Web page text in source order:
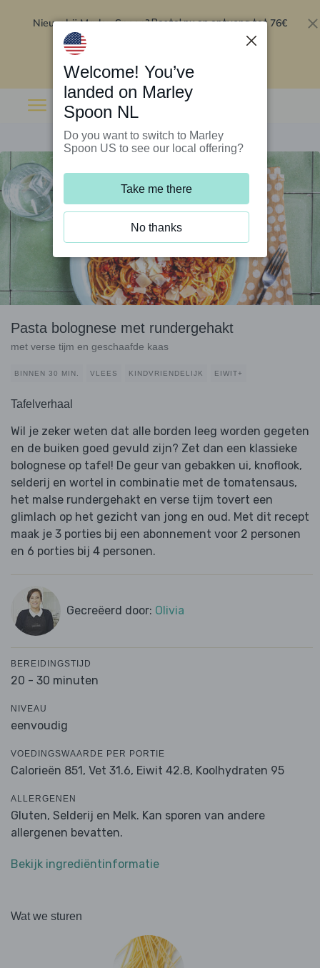
Nieuw bij Marley Spoon?Bestel nu en ontvang tot 76€
Pasta bolognese met rundergehakt
met verse tijm en geschaafde kaas
BINNEN 30 MIN. VLEES KINDVRIENDELIJK EIWIT+
Tafelverhaal
Wil je zeker weten dat alle borden leeg worden gegeten
en de buiken goed gevuld zijn? Zet dan een klassieke
bolognese op tafel! De geur van gebakken ui, knoflook,
selderij en wortel in combinatie met de tomatensaus,
het malse rundergehakt en verse tijm tovert een
glimlach op het gezicht van jong en oud. Met dit recept
maak je 3 porties bij een abonnement voor 2 personen
en 6 porties bij 4 personen.
Gecreëerd door: Olivia
BEREIDINGSTIJD
20 - 30 minuten
NIVEAU
eenvoudig
VOEDINGSWAARDE PER PORTIE
Calorieën 851, Vet 31.6, Eiwit 42.8, Koolhydraten 95
ALLERGENEN
Gluten, Selderij en Melk. Kan sporen van andere
allergenen bevatten.
Bekijk ingrediëntinformatie
Wat we sturen
Welcome! You’ve
landed on Marley
Spoon NL
Do you want to switch to Marley
Spoon US to see our local offering?
Take me there
No thanks